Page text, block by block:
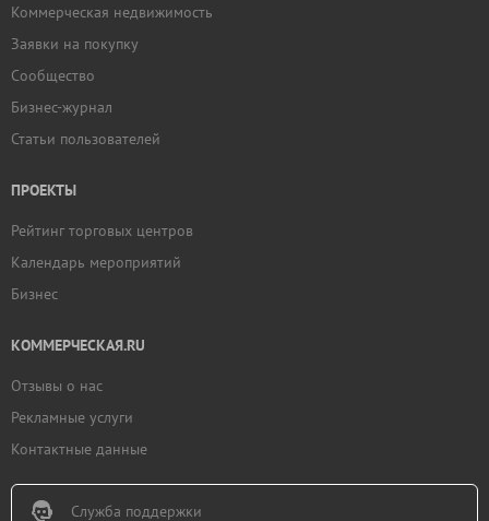
Коммерческая недвижимость
Заявки на покупку
Сообщество
Бизнес-журнал
Статьи пользователей
ПРОЕКТЫ
Рейтинг торговых центров
Календарь мероприятий
Бизнес
КОММЕРЧЕСКАЯ.RU
Отзывы о нас
Рекламные услуги
Контактные данные
Служба поддержки